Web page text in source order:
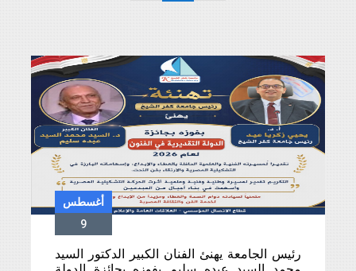
أغسطس
9
رئيس الجامعة يهنئ الفنان الكبير الدكتور السيد